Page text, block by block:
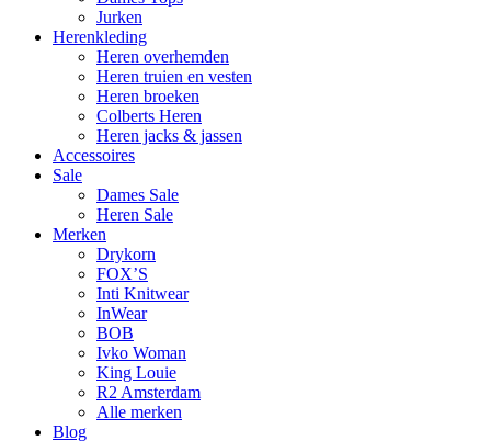
Jurken
Herenkleding
Heren overhemden
Heren truien en vesten
Heren broeken
Colberts Heren
Heren jacks & jassen
Accessoires
Sale
Dames Sale
Heren Sale
Merken
Drykorn
FOX’S
Inti Knitwear
InWear
BOB
Ivko Woman
King Louie
R2 Amsterdam
Alle merken
Blog